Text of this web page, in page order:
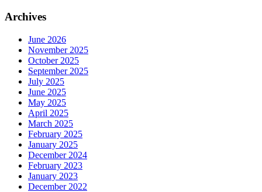
Archives
June 2026
November 2025
October 2025
September 2025
July 2025
June 2025
May 2025
April 2025
March 2025
February 2025
January 2025
December 2024
February 2023
January 2023
December 2022